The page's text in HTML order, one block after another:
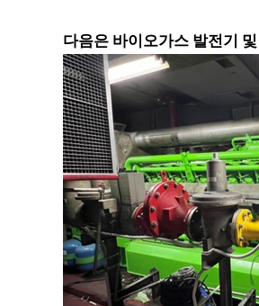
다음은 바이오가스 발전기